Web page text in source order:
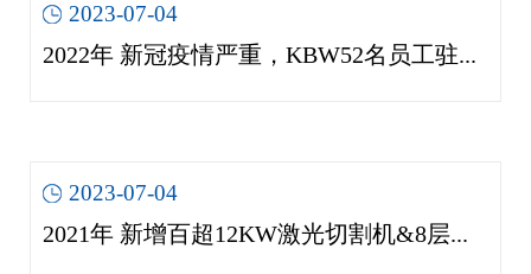
2023-07-04
2023-07-04